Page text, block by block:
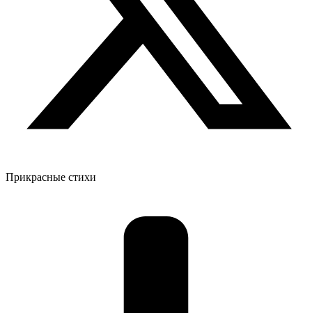
Прикрасные стихи